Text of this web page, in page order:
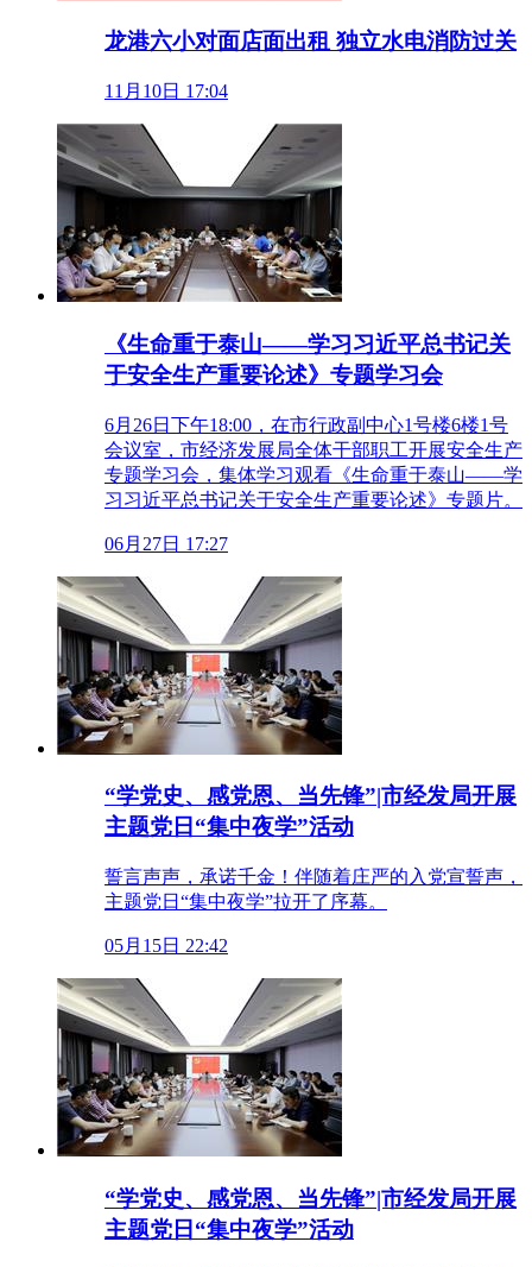
龙港六小对面店面出租 独立水电消防过关
11月10日 17:04
《生命重于泰山——学习习近平总书记关
于安全生产重要论述》专题学习会
6月26日下午18:00，在市行政副中心1号楼6楼1号
会议室，市经济发展局全体干部职工开展安全生产
专题学习会，集体学习观看《生命重于泰山——学
习习近平总书记关于安全生产重要论述》专题片。
06月27日 17:27
“学党史、感党恩、当先锋”|市经发局开展
主题党日“集中夜学”活动
誓言声声，承诺千金！伴随着庄严的入党宣誓声，
主题党日“集中夜学”拉开了序幕。
05月15日 22:42
“学党史、感党恩、当先锋”|市经发局开展
主题党日“集中夜学”活动